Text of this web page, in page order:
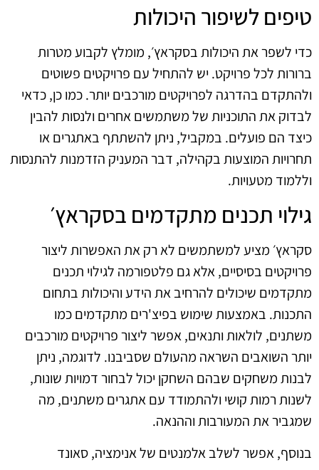
טיפים לשיפור היכולות
כדי לשפר את היכולות בסקראץ׳, מומלץ לקבוע מטרות
ברורות לכל פרויקט. יש להתחיל עם פרויקטים פשוטים
ולהתקדם בהדרגה לפרויקטים מורכבים יותר. כמו כן, כדאי
לבדוק את התוכניות של משתמשים אחרים ולנסות להבין
כיצד הם פועלים. במקביל, ניתן להשתתף באתגרים או
תחרויות המוצעות בקהילה, דבר המעניק הזדמנות להתנסות
וללמוד מטעויות.
גילוי תכנים מתקדמים בסקראץ׳
סקראץ׳ מציע למשתמשים לא רק את האפשרות ליצור
פרויקטים בסיסיים, אלא גם פלטפורמה לגילוי תכנים
מתקדמים שיכולים להרחיב את הידע והיכולות בתחום
התכנות. באמצעות שימוש בפיצ'רים מתקדמים כמו
משתנים, לולאות ותנאים, אפשר ליצור פרויקטים מורכבים
יותר השואבים השראה מהעולם שסביבנו. לדוגמה, ניתן
לבנות משחקים שבהם השחקן יכול לבחור דמויות שונות,
לשנות רמות קושי ולהתמודד עם אתגרים משתנים, מה
שמגביר את המעורבות וההנאה.
בנוסף, אפשר לשלב אלמנטים של אנימציה, סאונד